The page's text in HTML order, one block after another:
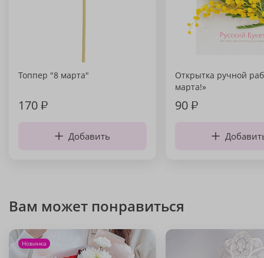
Топпер "8 марта"
170₽
Добавить
Открытка ручной
марта!»
90₽
Вам может понравиться
Новинка